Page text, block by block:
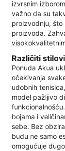
izvrsnim
važno da su
proizvodnju, što
proizvoda.
Različiti
Ponuda Akua
očekivanja
udobnih
model pažljivo
bojama i
sebe. Bez
budu ne samo
omogućuje